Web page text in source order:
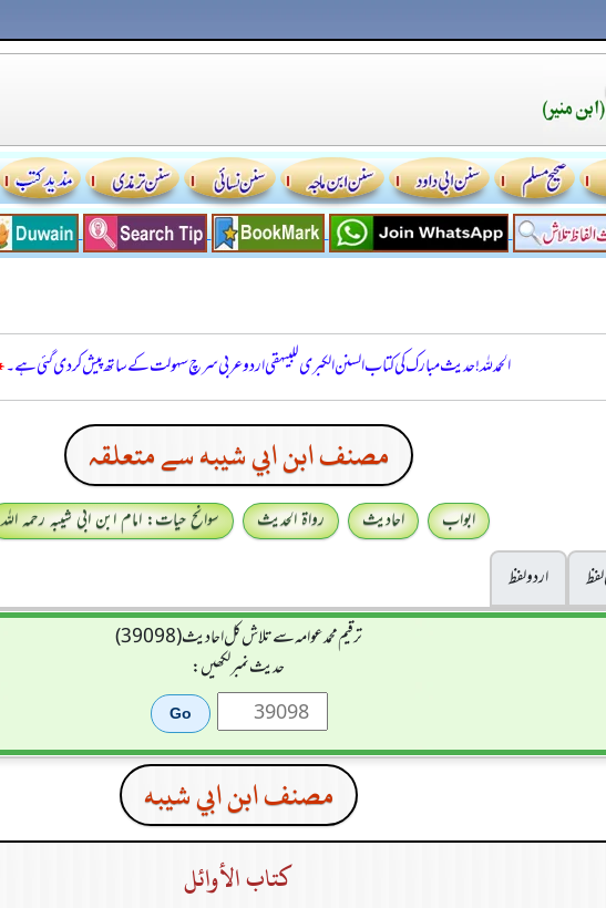
الحمدللہ! حدیث مبارک کی کتاب السنن الكبرى للبيهقي اردو عربی سرچ سہولت کے ساتھ پیش کر دی گئی ہے۔
مصنف ابن ابي شيبه سے متعلقہ
ابواب احادیث رواۃ الحدیث
سوانح حیات: امام ابن ابی شیبہ رحمہ اللہ
اردو لفظ
ترقیم محمدعوامہ سے تلاش کل احادیث (39098)
حدیث نمبر لکھیں:
مصنف ابن ابي شيبه
كتاب الأوائل